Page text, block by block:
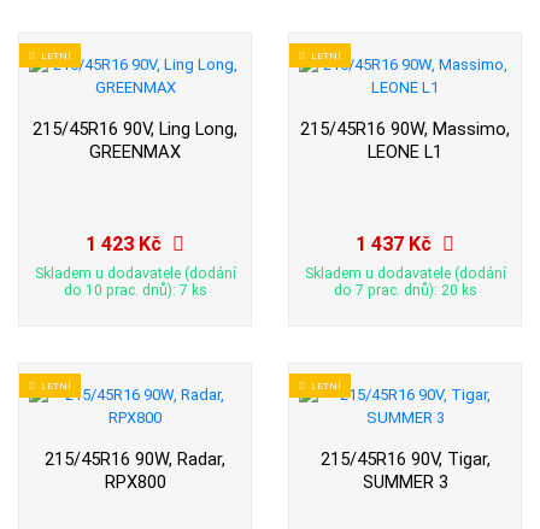
LETNÍ
215/45R16 90V, Ling Long,
GREENMAX
1 423 Kč
Skladem u dodavatele (dodání
do 10 prac. dnů): 7 ks
LETNÍ
215/45R16 90W, Massimo,
LEONE L1
1 437 Kč
Skladem u dodavatele (dodání
do 7 prac. dnů): 20 ks
LETNÍ
215/45R16 90W, Radar,
RPX800
LETNÍ
215/45R16 90V, Tigar,
SUMMER 3